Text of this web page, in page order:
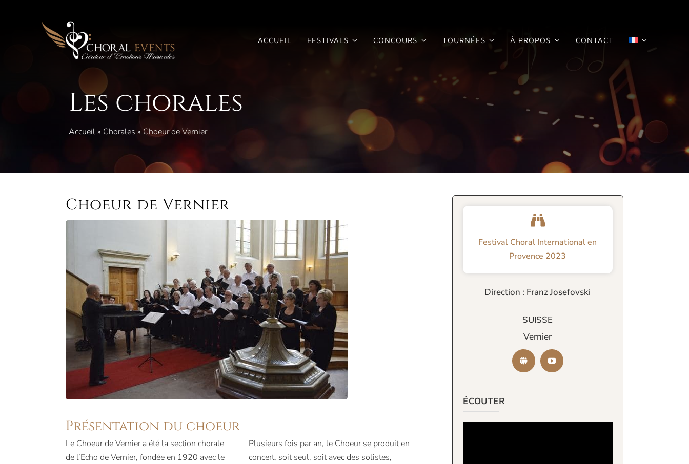
ACCUEIL FESTIVALS CONCOURS TOURNÉES À PROPOS CONTACT
Les chorales
Accueil » Chorales » Choeur de Vernier
Choeur de Vernier
Présentation du choeur
Le Choeur de Vernier a été la section chorale
de l’Echo de Vernier, fondée en 1920 avec le
Plusieurs fois par an, le Choeur se produit en
concert, soit seul, soit avec des solistes,
Festival Choral International en
Provence 2023
Direction : Franz Josefovski
SUISSE
Vernier
ÉCOUTER